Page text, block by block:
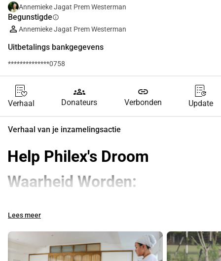
Annemieke Jagat Prem Westerman
Begunstigdeinfo
Annemieke Jagat Prem Westerman
Uitbetalings bankgegevens
**************0758
Verhaal
groups
Donateurs
link
Verbonden Update
Verhaal van je inzamelingsactie
Help Philex's Droom
Waarheid Worden:
Miri Piri Academy!
Beste vrienden en familie
Lees meer